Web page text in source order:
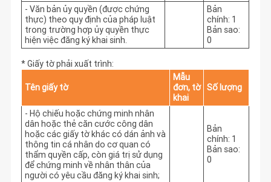
- Văn bản ủy quyền (được chứng
thực) theo quy định của pháp luật
trong trường hợp ủy quyền thực
hiện việc đăng ký khai sinh.
Bản
chính: 1
Bản sao:
0
* Giấy tờ phải xuất trình:
Tên giấy tờ
Mẫu
đơn, tờ
khai
Số lượng
- Hộ chiếu hoặc chứng minh nhân
dân hoặc thẻ căn cước công dân
hoặc các giấy tờ khác có dán ảnh và
thông tin cá nhân do cơ quan có
thẩm quyền cấp, còn giá trị sử dụng
để chứng minh về nhân thân của
người có yêu cầu đăng ký khai sinh;
Bản
chính: 1
Bản sao:
0